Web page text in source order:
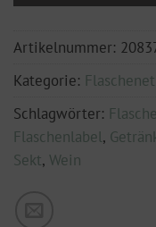
Artikelnummer:
Kategorie:
Schlagwörter:
Flaschenlabel,
Sekt, Wein